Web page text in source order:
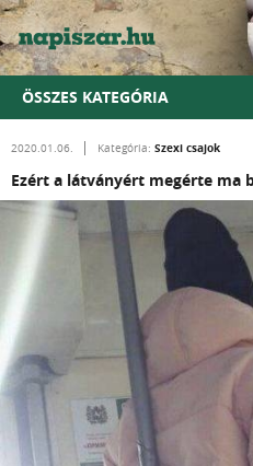
ÖSSZES KATEGÓRIA
2020.01.06. Kategória: Szexi csajok
Ezért a látványért megérte ma